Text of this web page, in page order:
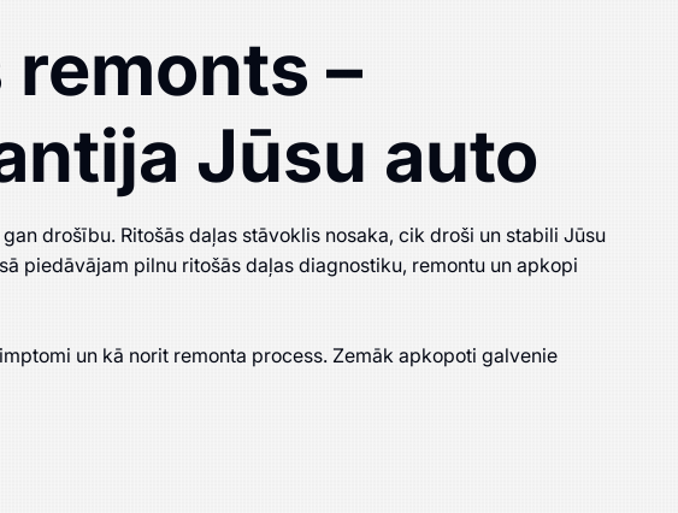
–
Jūsu auto
drošību. Ritošās daļas stāvoklis nosaka, cik droši un stabili Jūsu
piedāvājam pilnu ritošās daļas diagnostiku, remontu un apkopi
un kā norit remonta process. Zemāk apkopoti galvenie